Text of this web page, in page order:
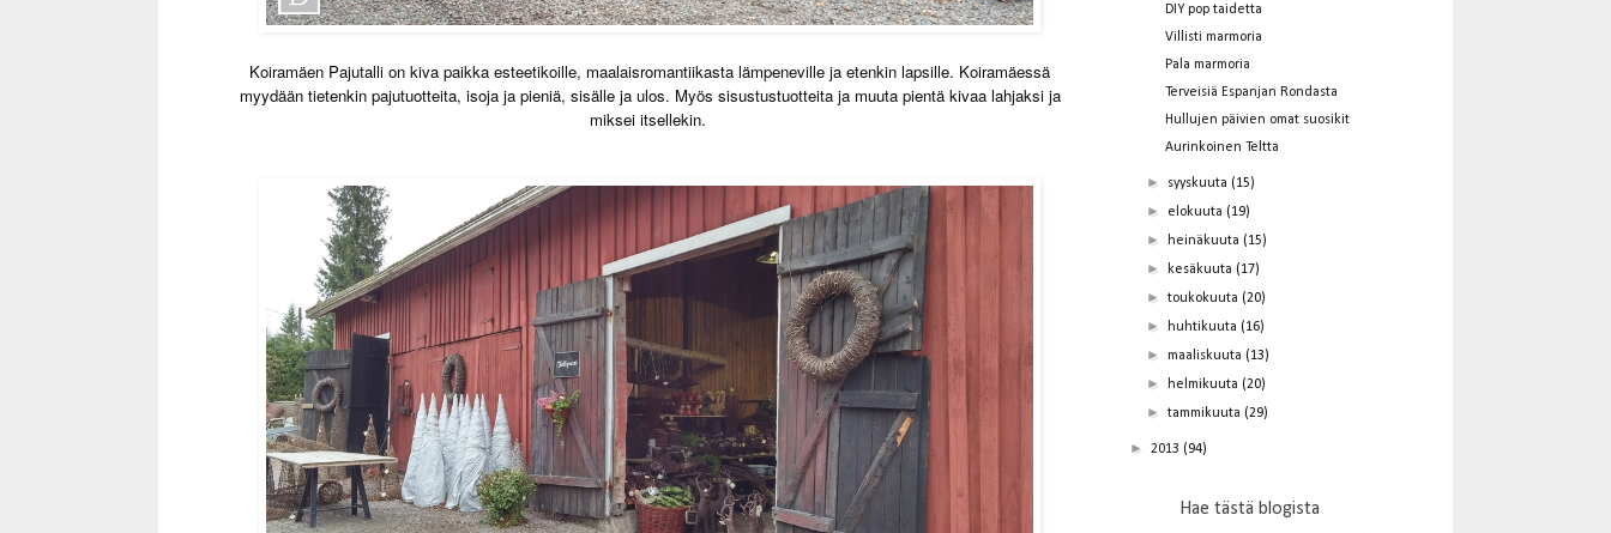
Koiramäen Pajutalli on kiva paikka esteetikoille, maalaisromantiikasta lämpeneville ja etenkin lapsille. Koiramäessä
myydään tietenkin pajutuotteita, isoja ja pieniä, sisälle ja ulos. Myös sisustustuotteita ja muuta pientä kivaa lahjaksi ja
miksei itsellekin.
DIY pop taidetta
Villisti marmoria
Pala marmoria
Terveisiä Espanjan Rondasta
Hullujen päivien omat suosikit
Aurinkoinen Teltta
► syyskuuta (15)
► elokuuta (19)
► heinäkuuta (15)
► kesäkuuta (17)
►toukokuuta (20)
► huhtikuuta (16)
► maaliskuuta (13)
► helmikuuta (20)
►tammikuuta (29)
► 2013 (94)
Hae tästä blogista